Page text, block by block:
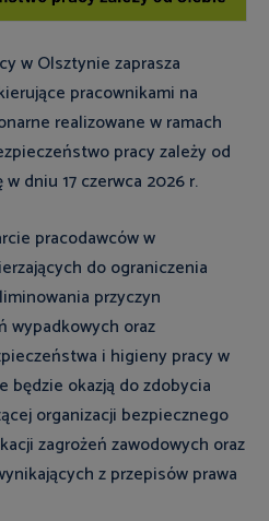
w Olsztynie zaprasza
pracownikami na
realizowane w ramach
pracy zależy od
dniu 17 czerwca 2026 r.
pracodawców w
do ograniczenia
przyczyn
wypadkowych oraz
i higieny pracy w
będzie okazją do zdobycia
organizacji bezpiecznego
zagrożeń zawodowych oraz
z przepisów prawa